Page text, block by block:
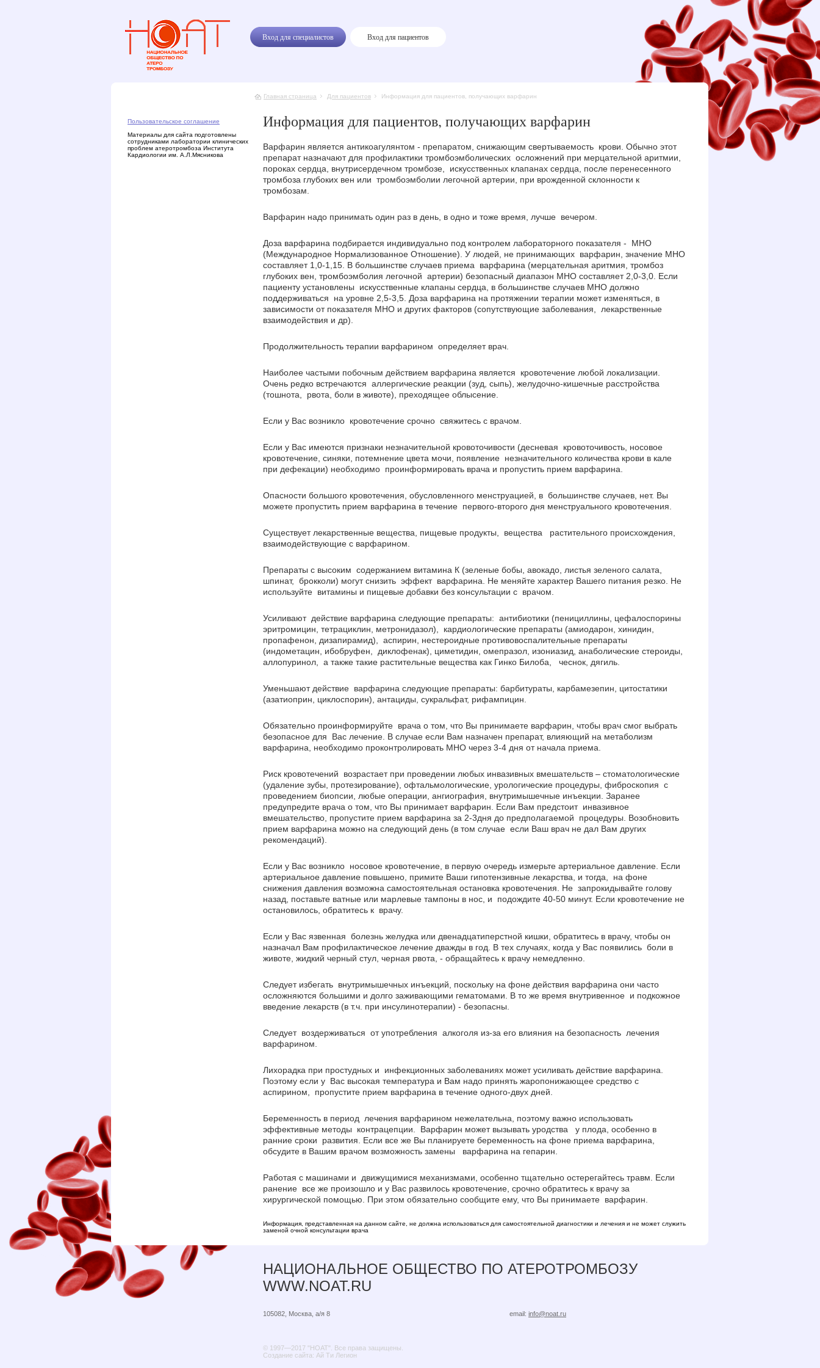
Вход для специалистов Вход для пациентов
Главная страница Для пациентов Информация для пациентов, получающих варфарин
Пользовательское соглашение
Материалы для сайта подготовлены
сотрудниками лаборатории клинических
проблем атеротромбоза Института
Кардиологии им. А.Л.Мясникова
Информация для пациентов, получающих варфарин
Варфарин является антикоагулянтом - препаратом, снижающим свертываемость крови. Обычно этот
препарат назначают для профилактики тромбоэмболических осложнений при мерцательной аритмии,
пороках сердца, внутрисердечном тромбозе, искусственных клапанах сердца, после перенесенного
тромбоза глубоких вен или тромбоэмболии легочной артерии, при врожденной склонности к
тромбозам.
Варфарин надо принимать один раз в день, в одно и тоже время, лучше вечером.
Доза варфарина подбирается индивидуально под контролем лабораторного показателя - МНО
(Международное Нормализованное Отношение). У людей, не принимающих варфарин, значение МНО
составляет 1,0-1,15. В большинстве случаев приема варфарина (мерцательная аритмия, тромбоз
глубоких вен, тромбоэмболия легочной артерии) безопасный диапазон МНО составляет 2,0-3,0. Если
пациенту установлены искусственные клапаны сердца, в большинстве случаев МНО должно
поддерживаться на уровне 2,5-3,5. Доза варфарина на протяжении терапии может изменяться, в
зависимости от показателя МНО и других факторов (сопутствующие заболевания, лекарственные
взаимодействия и др).
Продолжительность терапии варфарином определяет врач.
Наиболее частыми побочным действием варфарина является кровотечение любой локализации.
Очень редко встречаются аллергические реакции (зуд, сыпь), желудочно-кишечные расстройства
(тошнота, рвота, боли в животе), преходящее облысение.
Если у Вас возникло кровотечение срочно свяжитесь с врачом.
Если у Вас имеются признаки незначительной кровоточивости (десневая кровоточивость, носовое
кровотечение, синяки, потемнение цвета мочи, появление незначительного количества крови в кале
при дефекации) необходимо проинформировать врача и пропустить прием варфарина.
Опасности большого кровотечения, обусловленного менструацией, в большинстве случаев, нет. Вы
можете пропустить прием варфарина в течение первого-второго дня менструального кровотечения.
Существует лекарственные вещества, пищевые продукты, вещества растительного происхождения,
взаимодействующие с варфарином.
Препараты с высоким содержанием витамина К (зеленые бобы, авокадо, листья зеленого салата,
шпинат, брокколи) могут снизить эффект варфарина. Не меняйте характер Вашего питания резко. Не
используйте витамины и пищевые добавки без консультации с врачом.
Усиливают действие варфарина следующие препараты: антибиотики (пенициллины, цефалоспорины
эритромицин, тетрациклин, метронидазол), кардиологические препараты (амиодарон, хинидин,
пропафенон, дизапирамид), аспирин, нестероидные противовоспалительные препараты
(индометацин, ибобруфен, диклофенак), циметидин, омепразол, изониазид, анаболические стероиды,
аллопуринол, а также такие растительные вещества как Гинко Билоба, чеснок, дягиль.
Уменьшают действие варфарина следующие препараты: барбитураты, карбамезепин, цитостатики
(азатиоприн, циклоспорин), антациды, сукральфат, рифампицин.
Обязательно проинформируйте врача о том, что Вы принимаете варфарин, чтобы врач смог выбрать
безопасное для Вас лечение. В случае если Вам назначен препарат, влияющий на метаболизм
варфарина, необходимо проконтролировать МНО через 3-4 дня от начала приема.
Риск кровотечений возрастает при проведении любых инвазивных вмешательств – стоматологические
(удаление зубы, протезирование), офтальмологические, урологические процедуры, фиброскопия с
проведением биопсии, любые операции, ангиография, внутримышечные инъекции. Заранее
предупредите врача о том, что Вы принимает варфарин. Если Вам предстоит инвазивное
вмешательство, пропустите прием варфарина за 2-3дня до предполагаемой процедуры. Возобновить
прием варфарина можно на следующий день (в том случае если Ваш врач не дал Вам других
рекомендаций).
Если у Вас возникло носовое кровотечение, в первую очередь измерьте артериальное давление. Если
артериальное давление повышено, примите Ваши гипотензивные лекарства, и тогда, на фоне
снижения давления возможна самостоятельная остановка кровотечения. Не запрокидывайте голову
назад, поставьте ватные или марлевые тампоны в нос, и подождите 40-50 минут. Если кровотечение не
остановилось, обратитесь к врачу.
Если у Вас язвенная болезнь желудка или двенадцатиперстной кишки, обратитесь в врачу, чтобы он
назначал Вам профилактическое лечение дважды в год. В тех случаях, когда у Вас появились боли в
животе, жидкий черный стул, черная рвота, - обращайтесь к врачу немедленно.
Следует избегать внутримышечных инъекций, поскольку на фоне действия варфарина они часто
осложняются большими и долго заживающими гематомами. В то же время внутривенное и подкожное
введение лекарств (в т.ч. при инсулинотерапии) - безопасны.
Следует воздерживаться от употребления алкоголя из-за его влияния на безопасность лечения
варфарином.
Лихорадка при простудных и инфекционных заболеваниях может усиливать действие варфарина.
Поэтому если у Вас высокая температура и Вам надо принять жаропонижающее средство с
аспирином, пропустите прием варфарина в течение одного-двух дней.
Беременность в период лечения варфарином нежелательна, поэтому важно использовать
эффективные методы контрацепции. Варфарин может вызывать уродства у плода, особенно в
ранние сроки развития. Если все же Вы планируете беременность на фоне приема варфарина,
обсудите в Вашим врачом возможность замены варфарина на гепарин.
Работая с машинами и движущимися механизмами, особенно тщательно остерегайтесь травм. Если
ранение все же произошло и у Вас развилось кровотечение, срочно обратитесь к врачу за
хирургической помощью. При этом обязательно сообщите ему, что Вы принимаете варфарин.
Информация, представленная на данном сайте, не должна использоваться для самостоятельной диагностики и лечения и не может служить
заменой очной консультации врача
НАЦИОНАЛЬНОЕ ОБЩЕСТВО ПО АТЕРОТРОМБОЗУ
WWW.NOAT.RU
105082, Москва, а/я 8 email: info@noat.ru
© 1997—2017 "НОАТ". Все права защищены.
Создание сайта: Ай Ти Легион